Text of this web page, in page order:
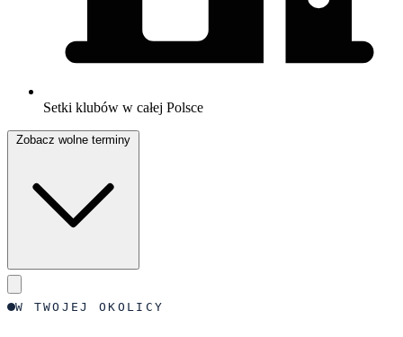
Setki klubów w całej Polsce
W TWOJEJ OKOLICY